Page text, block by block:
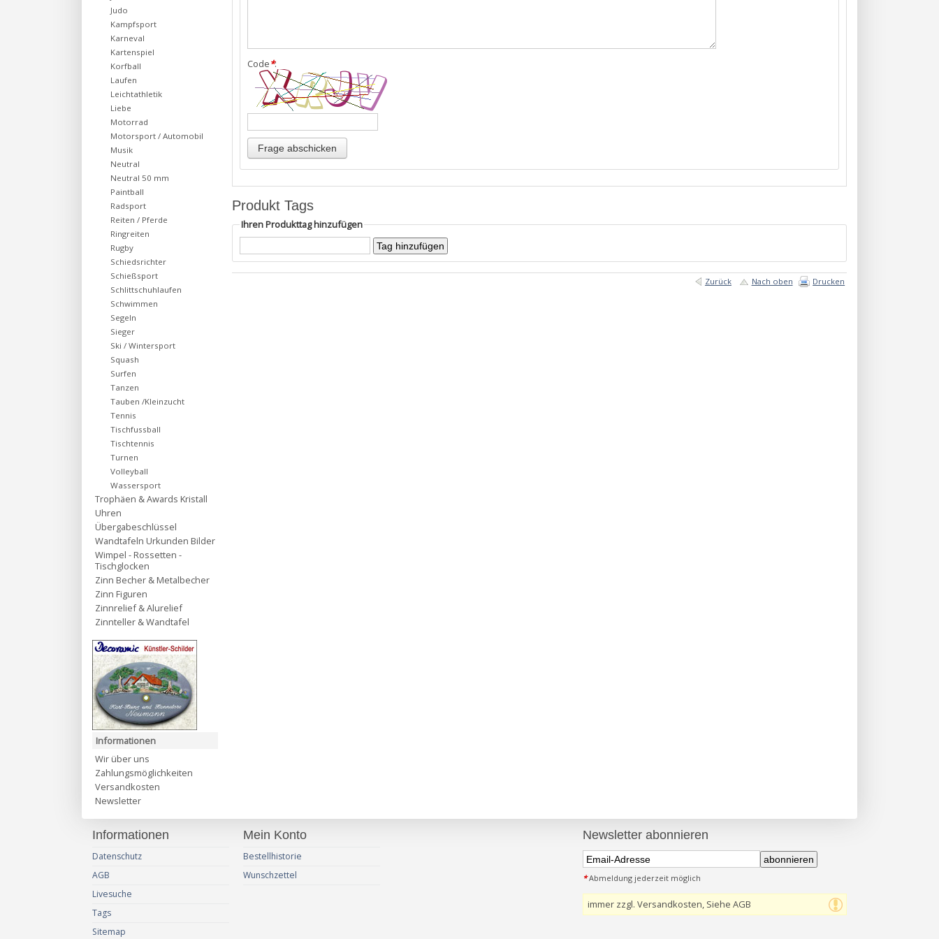
Code*:
Produkt Tags
Ihren Produkttag hinzufügen
Zurück Nach oben Drucken
Judo
Kampfsport
Karneval
Kartenspiel
Korfball
Laufen
Leichtathletik
Liebe
Motorrad
Motorsport / Automobil
Musik
Neutral
Neutral 50 mm
Paintball
Radsport
Reiten / Pferde
Ringreiten
Rugby
Schiedsrichter
Schießsport
Schlittschuhlaufen
Schwimmen
Segeln
Sieger
Ski / Wintersport
Squash
Surfen
Tanzen
Tauben /Kleinzucht
Tennis
Tischfussball
Tischtennis
Turnen
Volleyball
Wassersport
Trophäen & Awards Kristall
Uhren
Übergabeschlüssel
Wandtafeln Urkunden Bilder
Wimpel - Rossetten -
Tischglocken
Zinn Becher & Metalbecher
Zinn Figuren
Zinnrelief & Alurelief
Zinnteller & Wandtafel
Informationen
Wir über uns
Zahlungsmöglichkeiten
Versandkosten
Newsletter
Informationen
Datenschutz
AGB
Livesuche
Tags
Sitemap
Mein Konto
Bestellhistorie
Wunschzettel
Newsletter abonnieren
abonnieren
*Abmeldung jederzeit möglich
immer zzgl. Versandkosten, Siehe AGB